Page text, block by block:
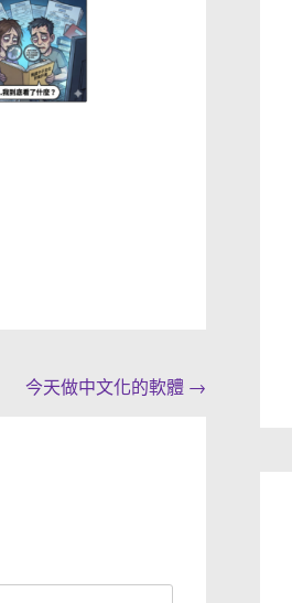
今天做中文化的軟體 →